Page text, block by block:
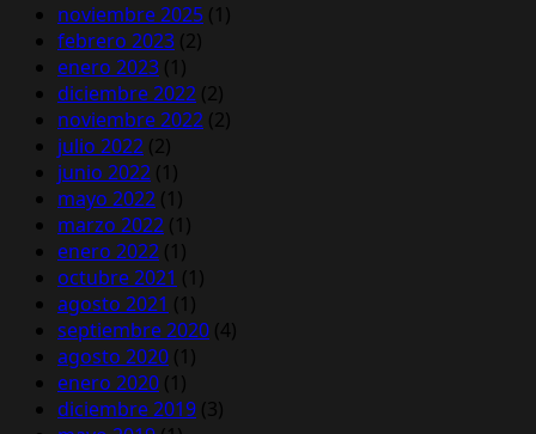
noviembre 2025 (1)
febrero 2023 (2)
enero 2023 (1)
diciembre 2022 (2)
noviembre 2022 (2)
julio 2022 (2)
junio 2022 (1)
mayo 2022 (1)
marzo 2022 (1)
enero 2022 (1)
octubre 2021 (1)
agosto 2021 (1)
septiembre 2020 (4)
agosto 2020 (1)
enero 2020 (1)
diciembre 2019 (3)